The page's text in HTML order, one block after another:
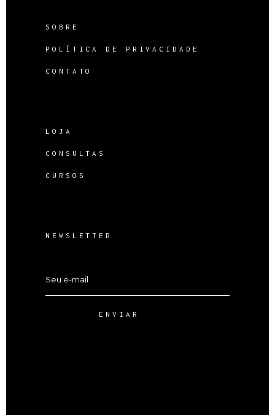
SOBRE
POLÍTICA DE PRIVACIDADE
CONTATO
LOJA
CONSULTAS
CURSOS
NEWSLETTER
ENVIAR